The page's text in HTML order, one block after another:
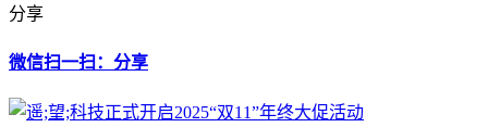
分享
微信扫一扫：分享